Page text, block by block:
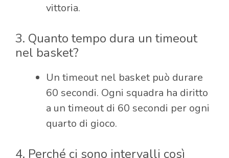
vittoria.
3. Quanto tempo dura un timeout
nel basket?
Un timeout nel basket può durare
60 secondi. Ogni squadra ha diritto
a un timeout di 60 secondi per ogni
quarto di gioco.
4. Perché ci sono intervalli così